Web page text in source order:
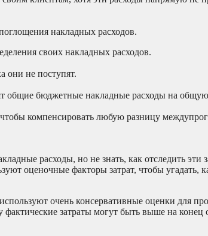
накладных расходов.
своих накладных расходов.
они не поступят.
общие бюджетные накладные расходы на
компенсировать любую разницу
расходы, но не знать, как отследить
оценочные факторы затрат, чтобы угадать,
очень консервативные оценки для
затраты могут быть выше на конец